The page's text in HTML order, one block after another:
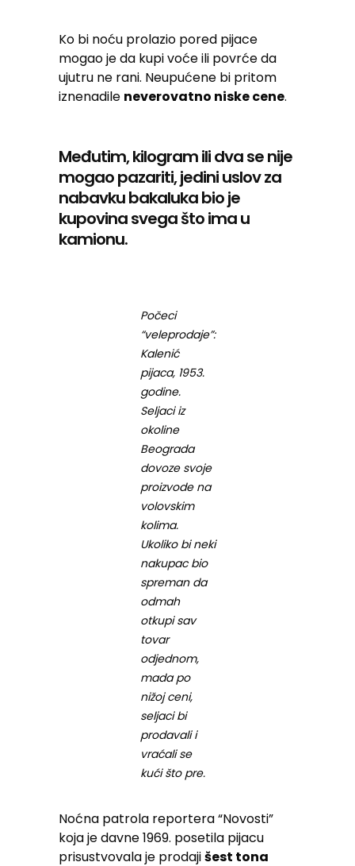
Ko bi noću prolazio pored pijace
mogao je da kupi voće ili povrće da
ujutru ne rani. Neupućene bi pritom
iznenadile neverovatno niske cene.
Međutim, kilogram ili dva se nije
mogao pazariti, jedini uslov za
nabavku bakaluka bio je
kupovina svega što ima u
kamionu.
Počeci
“veleprodaje”:
Kalenić
pijaca, 1953.
godine.
Seljaci iz
okoline
Beograda
dovoze svoje
proizvode na
volovskim
kolima.
Ukoliko bi neki
nakupac bio
spreman da
odmah
otkupi sav
tovar
odjednom,
mada po
nižoj ceni,
seljaci bi
prodavali i
vraćali se
kući što pre.
Noćna patrola reportera “Novosti”
koja je davne 1969. posetila pijacu
prisustvovala je prodajišest tona